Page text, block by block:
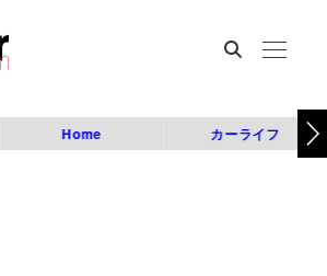
Home カーライフ